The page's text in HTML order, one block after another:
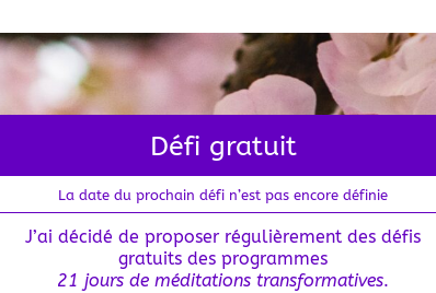
Défi gratuit
La date du prochain défi n’est pas encore définie
J’ai décidé de proposer régulièrement des défis
gratuitsdes programmes
21 jours de méditations transformatives.